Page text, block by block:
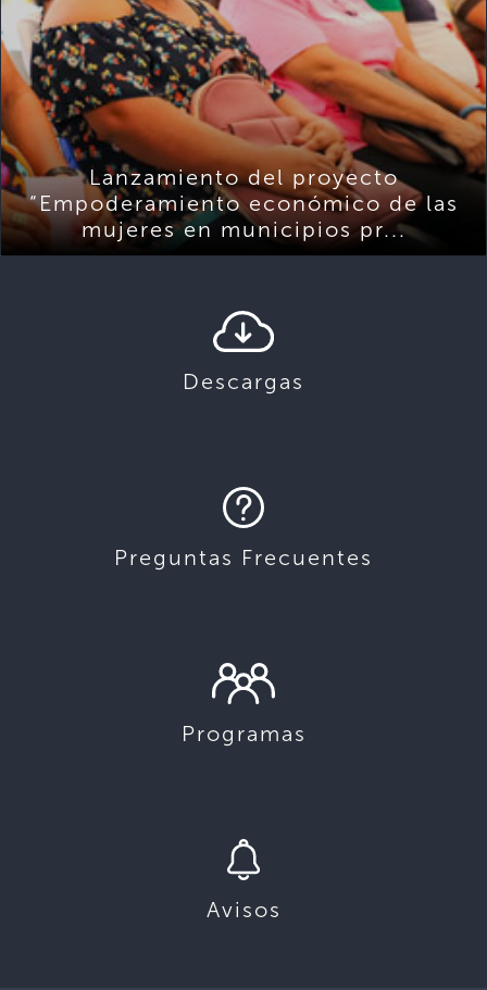
Lanzamiento del proyecto
“Empoderamiento económico de las
mujeres en municipios pr...
Descargas
Preguntas Frecuentes
Programas
Avisos